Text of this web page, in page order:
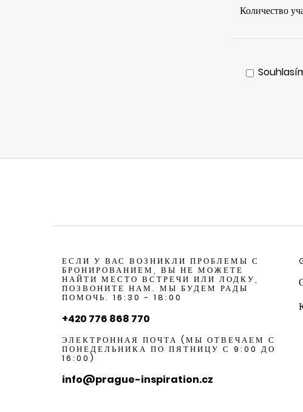
Количество
ЕСЛИ У ВАС ВОЗНИКЛИ ПРОБЛЕМЫ С
БРОНИРОВАНИЕМ, ВЫ НЕ МОЖЕТЕ
НАЙТИ МЕСТО ВСТРЕЧИ ИЛИ ЛОДКУ,
ПОЗВОНИТЕ НАМ. МЫ БУДЕМ РАДЫ
ПОМОЧЬ. 16:30 - 18:00
+420 776 868 770
ЭЛЕКТРОННАЯ ПОЧТА (МЫ ОТВЕЧАЕМ С
ПОНЕДЕЛЬНИКА ПО ПЯТНИЦУ С 9:00 ДО
16:00)
info@prague-inspiration.cz